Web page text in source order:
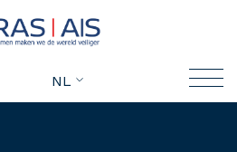
NL